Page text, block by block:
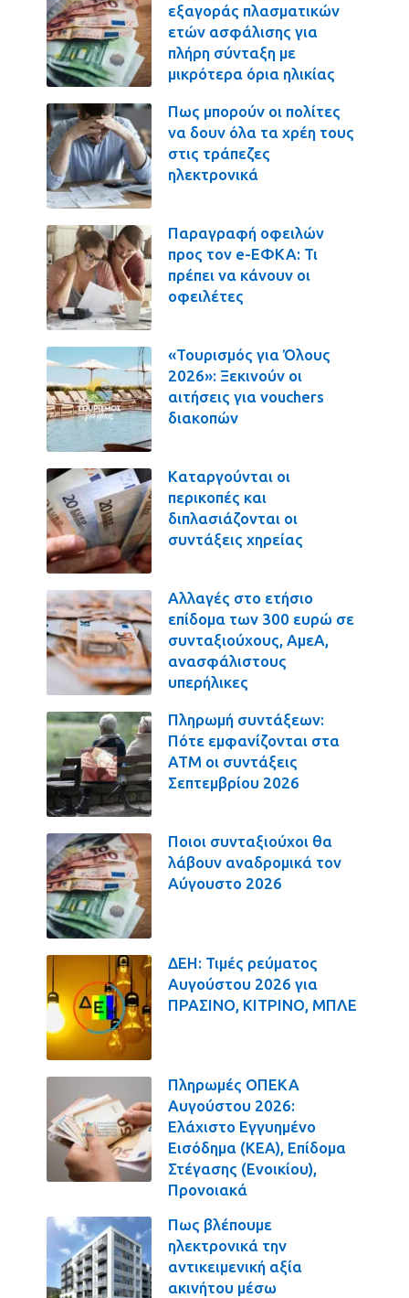
εξαγοράς πλασματικών
ετών ασφάλισης για
πλήρη σύνταξη με
μικρότερα όρια ηλικίας
Πως μπορούν οι πολίτες
να δουν όλα τα χρέη τους
στις τράπεζες
ηλεκτρονικά
Παραγραφή οφειλών
προς τον e-ΕΦΚΑ: Τι
πρέπει να κάνουν οι
οφειλέτες
«Τουρισμός για Όλους
2026»: Ξεκινούν οι
αιτήσεις για vouchers
διακοπών
Καταργούνται οι
περικοπές και
διπλασιάζονται οι
συντάξεις χηρείας
Αλλαγές στο ετήσιο
επίδομα των 300 ευρώ σε
συνταξιούχους, ΑμεΑ,
ανασφάλιστους
υπερήλικες
Πληρωμή συντάξεων:
Πότε εμφανίζονται στα
ΑΤΜ οι συντάξεις
Σεπτεμβρίου 2026
Ποιοι συνταξιούχοι θα
λάβουν αναδρομικά τον
Αύγουστο 2026
ΔΕΗ: Τιμές ρεύματος
Αυγούστου 2026 για
ΠΡΑΣΙΝΟ, ΚΙΤΡΙΝΟ, ΜΠΛΕ
Πληρωμές ΟΠΕΚΑ
Αυγούστου 2026:
Ελάχιστο Εγγυημένο
Εισόδημα (ΚΕΑ), Επίδομα
Στέγασης (Ενοικίου),
Προνοιακά
Πως βλέπουμε
ηλεκτρονικά την
αντικειμενική αξία
ακινήτου μέσω